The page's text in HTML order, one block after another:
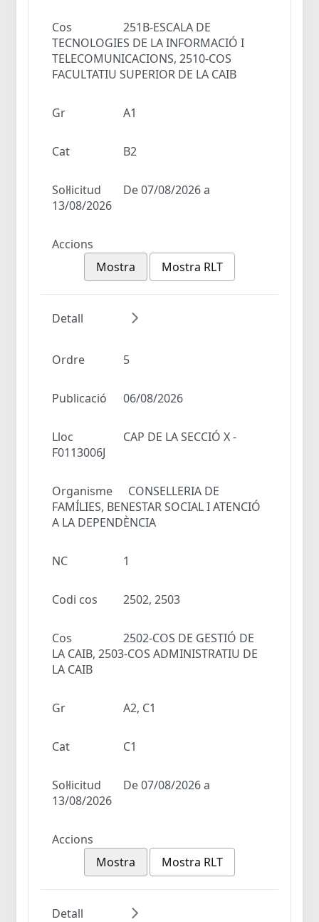
Cos
251B-ESCALA DE
TECNOLOGIES DE LA INFORMACIÓ I
TELECOMUNICACIONS, 2510-COS
FACULTATIU SUPERIOR DE LA CAIB
Gr A1
Cat B2
Sol·licitud
De 07/08/2026 a
13/08/2026
Accions
Mostra
Mostra RLT
Detall
Ordre 5
Publicació 06/08/2026
Lloc
CAP DE LA SECCIÓ X -
F0113006J
Organisme
CONSELLERIA DE
FAMÍLIES, BENESTAR SOCIAL I ATENCIÓ
A LA DEPENDÈNCIA
NC 1
Codi cos 2502, 2503
Cos
2502-COS DE GESTIÓ DE
LA CAIB, 2503-COS ADMINISTRATIU DE
LA CAIB
Gr A2, C1
Cat C1
Sol·licitud
De 07/08/2026 a
13/08/2026
Accions
Mostra
Mostra RLT
Detall